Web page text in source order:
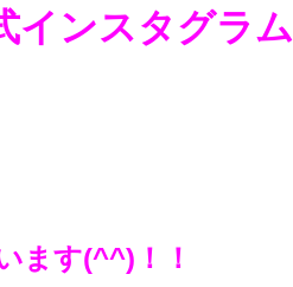
インスタグラム
ます(^^)！！